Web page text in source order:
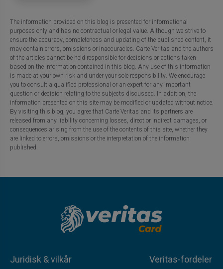
The information provided on this blog is presented for informational
purposes only and has no contractual or legal value. Although we strive to
ensure the accuracy, completeness and updating of the published content, it
may contain errors, omissions or inaccuracies. Carte Veritas and the authors
of the articles cannot be held responsible for decisions or actions taken
based on the information contained in this blog. Any use of this information
is made at your own risk and under your sole responsibility. We encourage
you to consult a qualified professional or an expert for any important
question or decision relating to the subjects discussed. In addition, the
information presented on this site may be modified or updated without notice.
By visiting this blog, you agree that Carte Veritas and its partners are
released from any liability concerning losses, direct or indirect damages, or
consequences arising from the use of the contents of this site, whether they
are linked to errors, omissions or the interpretation of the information
published.
Juridisk & vilkår Veritas-fordeler